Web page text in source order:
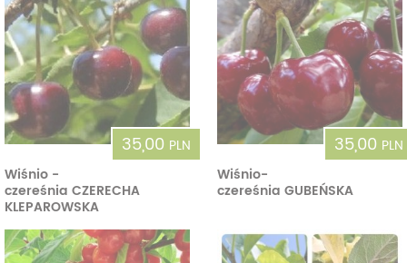
35,00 PLN
Wiśnio -
czereśnia CZERECHA
KLEPAROWSKA
35,00 PLN
Wiśnio-
czereśnia GUBEŃSKA